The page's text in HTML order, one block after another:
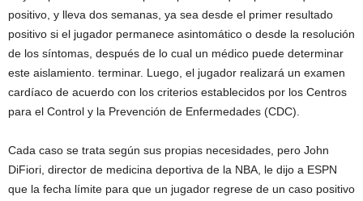
positivo, y lleva dos semanas, ya sea desde el primer resultado
positivo si el jugador permanece asintomático o desde la resolución
de los síntomas, después de lo cual un médico puede determinar
este aislamiento. terminar. Luego, el jugador realizará un examen
cardíaco de acuerdo con los criterios establecidos por los Centros
para el Control y la Prevención de Enfermedades (CDC).
Cada caso se trata según sus propias necesidades, pero John
DiFiori, director de medicina deportiva de la NBA, le dijo a ESPN
que la fecha límite para que un jugador regrese de un caso positivo